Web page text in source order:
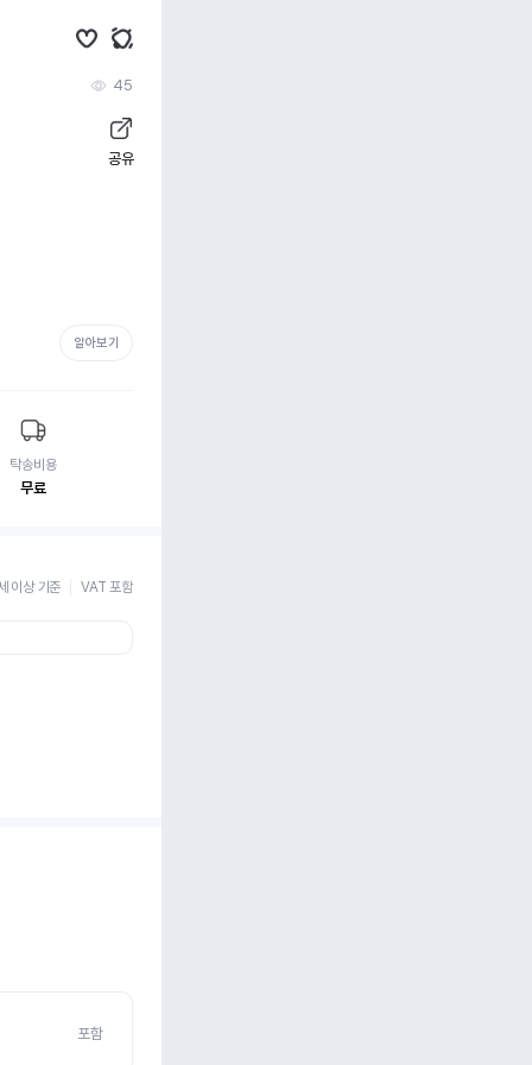
45
공유
알아보기
탁송비용
무료
이상 기준 VAT 포함
포함